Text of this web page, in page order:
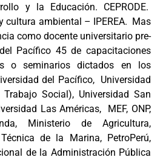
y la Educación. CEPRODE.
cultura ambiental – IPEREA. Mas
como docente universitario pre-
Pacífico 45 de capacitaciones
o seminarios dictados en los
del Pacífico, Universidad
Social), Universidad San
Las Américas, MEF, ONP,
Ministerio de Agricultura,
Técnica de la Marina, PetroPerú,
de la Administración Pública